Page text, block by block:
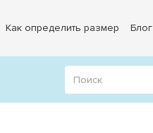
Как определить размер Блог